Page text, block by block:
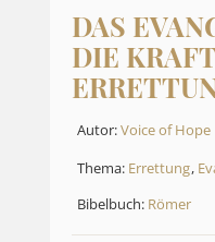
DAS
DIE
Autor:Voice of Hope
Thema: Errettung,
Bibelbuch: Römer